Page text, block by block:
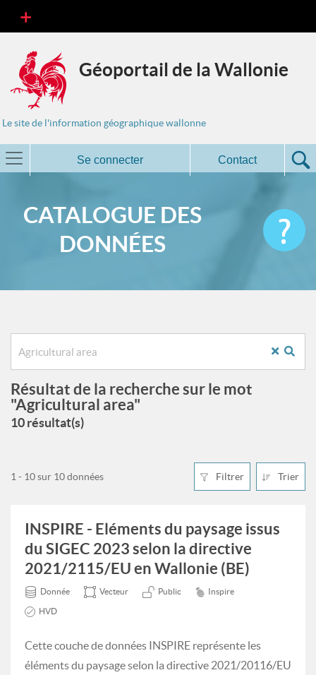
Géoportail de la Wallonie
Le site de l'information géographique wallonne
Se connecter Contact
CATALOGUE DES
DONNÉES
Résultat de la recherche sur le mot
"Agricultural area"
10 résultat(s)
Filtrer Trier
1 - 10 sur 10 données
INSPIRE - Eléments du paysage issus
du SIGEC 2023 selon la directive
2021/2115/EU en Wallonie (BE)
Donnée Vecteur Public Inspire
HVD
Cette couche de données INSPIRE représente les
éléments du paysage selon la directive 2021/20116/EU